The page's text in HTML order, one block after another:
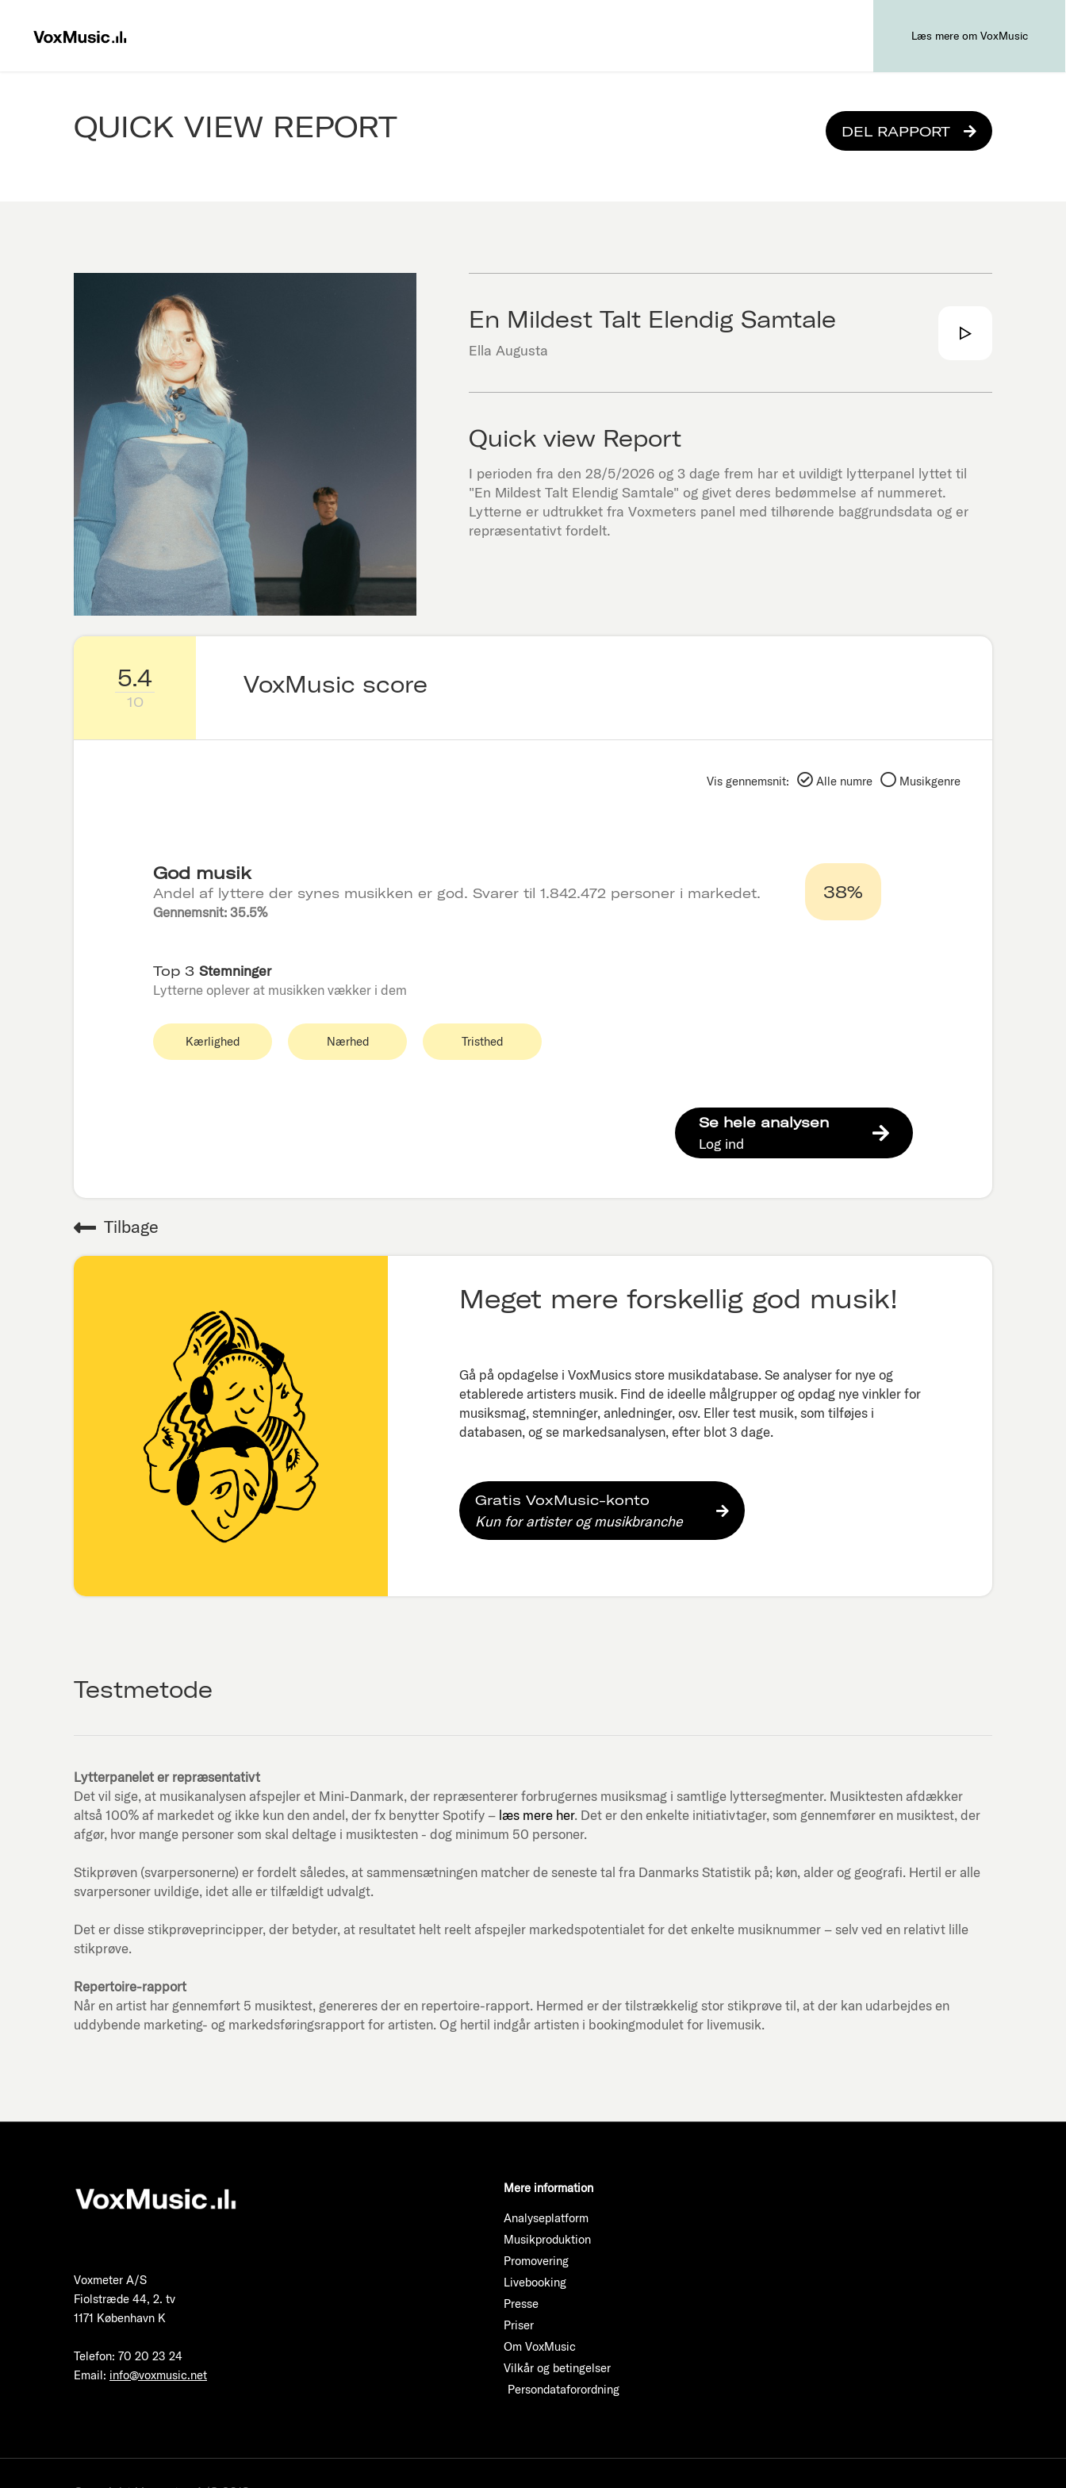
Læs mere om VoxMusic
QUICK VIEW REPORT DEL RAPPORT
En Mildest Talt Elendig Samtale
Ella Augusta
Quick view Report
I perioden fra den 28/5/2026 og 3 dage frem har et uvildigt lytterpanel lyttet til
"En Mildest Talt Elendig Samtale" og givet deres bedømmelse af nummeret.
Lytterne er udtrukket fra Voxmeters panel med tilhørende baggrundsdata og er
repræsentativt fordelt.
5.4
10
VoxMusic score
Vis gennemsnit: Alle numre Musikgenre
God musik
Andel af lyttere der synes musikken er god. Svarer til 1.842.472 personer i markedet.
Gennemsnit: 35.5%
38%
Top 3 Stemninger
Lytterne oplever at musikken vækker i dem
Kærlighed Nærhed Tristhed
Se hele analysen
Log ind
Tilbage
Meget mere forskellig god musik!
Gå på opdagelse i VoxMusics store musikdatabase. Se analyser for nye og
etablerede artisters musik. Find de ideelle målgrupper og opdag nye vinkler for
musiksmag, stemninger, anledninger, osv. Eller test musik, som tilføjes i
databasen, og se markedsanalysen, efter blot 3 dage.​
Gratis VoxMusic-konto
Kun for artister og musikbranche
Testmetode
Lytterpanelet er repræsentativt
Det vil sige, at musikanalysen afspejler et Mini-Danmark, der repræsenterer forbrugernes musiksmag i samtlige lyttersegmenter. Musiktesten afdækker
altså 100% af markedet og ikke kun den andel, der fx benytter Spotify – læs mere her. Det er den enkelte initiativtager, som gennemfører en musiktest, der
afgør, hvor mange personer som skal deltage i musiktesten - dog minimum 50 personer.
Stikprøven (svarpersonerne) er fordelt således, at sammensætningen matcher de seneste tal fra Danmarks Statistik på; køn, alder og geografi. Hertil er alle
svarpersoner uvildige, idet alle er tilfældigt udvalgt.
Det er disse stikprøveprincipper, der betyder, at resultatet helt reelt afspejler markedspotentialet for det enkelte musiknummer – selv ved en relativt lille
stikprøve.
Repertoire-rapport
Når en artist har gennemført 5 musiktest, genereres der en repertoire-rapport. Hermed er der tilstrækkelig stor stikprøve til, at der kan udarbejdes en
uddybende marketing- og markedsføringsrapport for artisten. Og hertil indgår artisten i bookingmodulet for livemusik.
Voxmeter A/S
Fiolstræde 44, 2. tv
1171 København K
Telefon: 70 20 23 24
Email: info@voxmusic.net
Mere information
Analyseplatform
Musikproduktion
Promovering
Livebooking
Presse
Priser
Om VoxMusic
Vilkår og betingelser
Persondataforordning